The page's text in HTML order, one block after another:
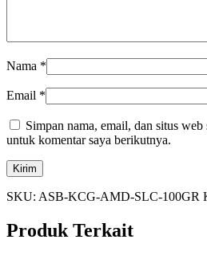
Nama *
Email *
Simpan nama, email, dan situs web
untuk komentar saya berikutnya.
SKU: ASB-KCG-AMD-SLC-100GR
Produk Terkait